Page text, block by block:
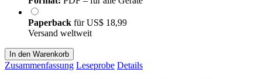
Paperback fürUS$ 18,99
Versand weltweit
In den Warenkorb
Zusammenfassung Leseprobe Details